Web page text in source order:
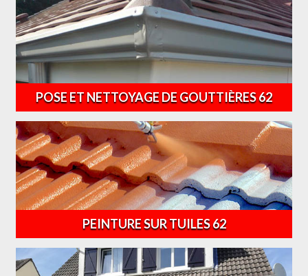
POSE ET NETTOYAGE DE GOUTTIÈRES 62
PEINTURE SUR TUILES 62